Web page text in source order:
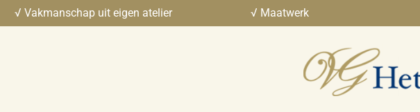
naar
√ Vakmanschap uit eigen atelier √ Maatwerk